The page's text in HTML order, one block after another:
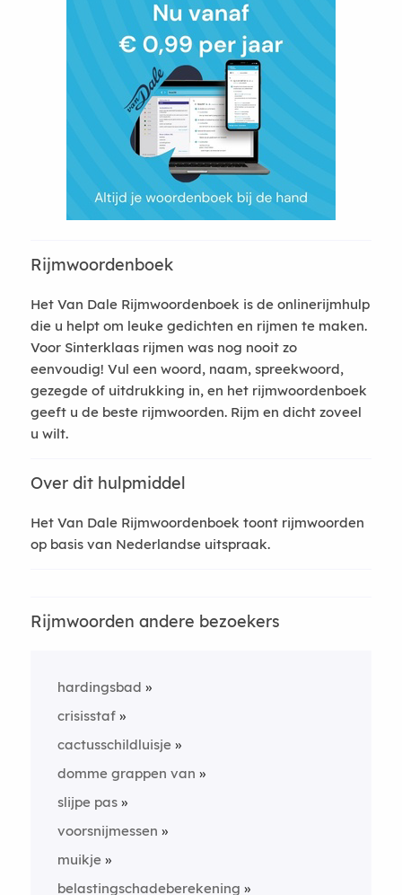
Rijmwoordenboek
Het Van Dale Rijmwoordenboek is de onlinerijmhulp
die u helpt om leuke gedichten en rijmen te maken.
Voor Sinterklaas rijmen was nog nooit zo
eenvoudig! Vul een woord, naam, spreekwoord,
gezegde of uitdrukking in, en het rijmwoordenboek
geeft u de beste rijmwoorden. Rijm en dicht zoveel
u wilt.
Over dit hulpmiddel
Het Van Dale Rijmwoordenboek toont rijmwoorden
op basis van Nederlandse uitspraak.
Rijmwoorden andere bezoekers
hardingsbad
crisisstaf
cactusschildluisje
domme grappen van
slijpe pas
voorsnijmessen
muikje
belastingschadeberekening